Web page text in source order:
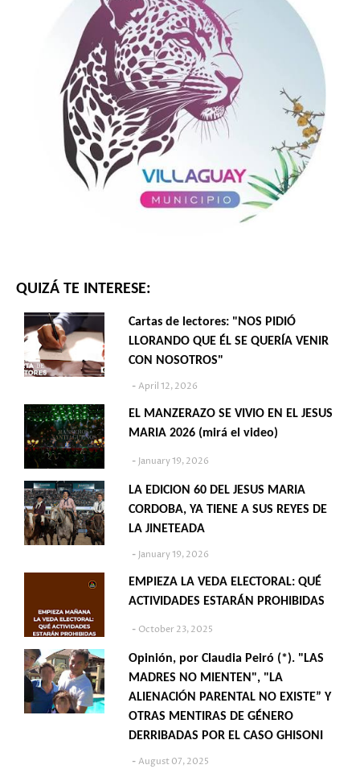
QUIZÁ TE INTERESE:
Cartas de lectores: "NOS PIDIÓ
LLORANDO QUE ÉL SE QUERÍA VENIR
CON NOSOTROS"
April 12, 2026
EL MANZERAZO SE VIVIO EN EL JESUS
MARIA 2026 (mirá el video)
January 19, 2026
LA EDICION 60 DEL JESUS MARIA
CORDOBA, YA TIENE A SUS REYES DE
LA JINETEADA
January 19, 2026
EMPIEZA LA VEDA ELECTORAL: QUÉ
ACTIVIDADES ESTARÁN PROHIBIDAS
October 23, 2025
Opinión, por Claudia Peiró (*). "LAS
MADRES NO MIENTEN", "LA
ALIENACIÓN PARENTAL NO EXISTE” Y
OTRAS MENTIRAS DE GÉNERO
DERRIBADAS POR EL CASO GHISONI
August 07, 2025